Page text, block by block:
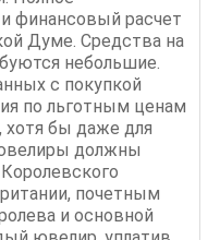
финансовый расчет
Думе. Средства на
небольшие.
с покупкой
по льготным ценам
хотя бы даже для
должны
почетным
и основной